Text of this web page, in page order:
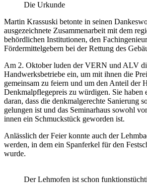
Die Urkunde
Martin Krassuski betonte in seinen
ausgezeichnete Zusammenarbeit mit dem
behördlichen Institutionen, den
Fördermittelgebern bei der Rettung des
Am 2. Oktober luden der VERN und ALV
Handwerksbetriebe ein, um mit ihnen die
gemeinsam zu feiern und um den Anteil der
Denkmalpflegepreis zu würdigen. Sie haben
daran, dass die denkmalgerechte Sanierung
gelungen ist und das Seminarhaus sowohl
innen ein Schmuckstück geworden ist.
Anlässlich der Feier konnte auch der
werden, in dem ein Spanferkel für den
wurde.
Der Lehmofen ist schon